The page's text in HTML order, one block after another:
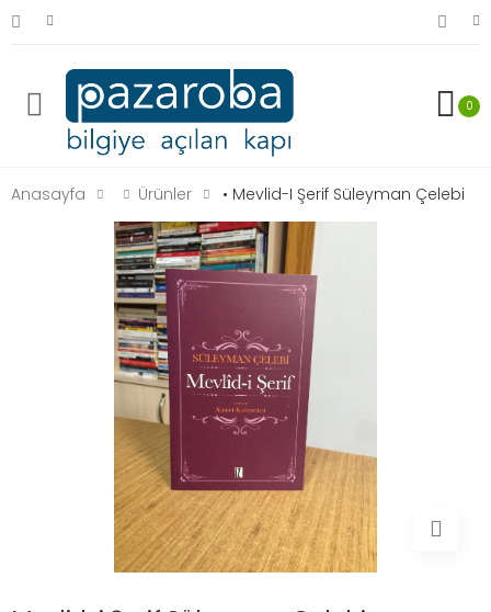
0
Anasayfa Ürünler • Mevlid-I Şerif Süleyman Çelebi